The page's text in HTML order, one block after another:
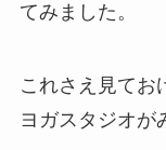
てみました。
これさえ見てお
ヨガスタジオが